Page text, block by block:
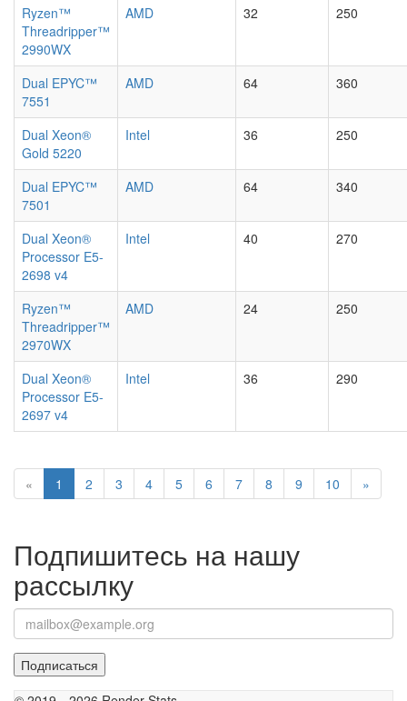
Ryzen™
Threadripper™
2990WX
AMD 32 250
Dual EPYC™
7551
AMD 64 360
Dual Xeon®
Gold 5220
Intel 36 250
Dual EPYC™
7501
AMD 64 340
Dual Xeon®
Processor E5-
2698 v4
Intel 40 270
Ryzen™
Threadripper™
2970WX
AMD 24 250
Dual Xeon®
Processor E5-
2697 v4
Intel 36 290
« 1 2 3 4 5 6 7 8 9 10 »
Подпишитесь на нашу
рассылку
Подписаться